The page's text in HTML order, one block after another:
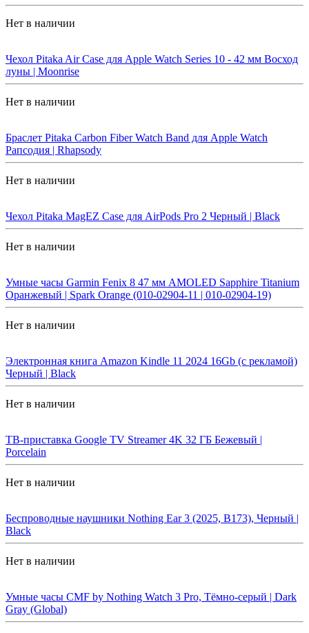
Нет в наличии
Чехол Pitaka Air Case для Apple Watch Series 10 - 42 мм Восход
луны | Moonrise
Нет в наличии
Браслет Pitaka Carbon Fiber Watch Band для Apple Watch
Рапсодия | Rhapsody
Нет в наличии
Чехол Pitaka MagEZ Case для AirPods Pro 2 Черный | Black
Нет в наличии
Умные часы Garmin Fenix 8 47 мм AMOLED Sapphire Titanium
Оранжевый | Spark Orange (010-02904-11 | 010-02904-19)
Нет в наличии
Электронная книга Amazon Kindle 11 2024 16Gb (с рекламой)
Черный | Black
Нет в наличии
ТВ-приставка Google TV Streamer 4K 32 ГБ Бежевый |
Porcelain
Нет в наличии
Беспроводные наушники Nothing Ear 3 (2025, B173), Черный |
Black
Нет в наличии
Умные часы CMF by Nothing Watch 3 Pro, Тёмно-серый | Dark
Gray (Global)